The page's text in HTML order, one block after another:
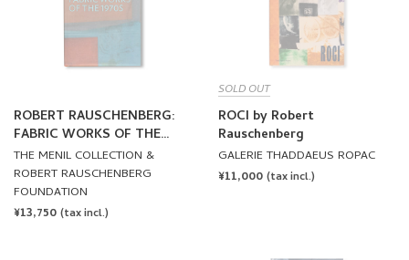
ROBERT RAUSCHENBERG:
FABRIC WORKS OF THE
1970S by Robert
Rauschenberg
THE MENIL COLLECTION &
ROBERT RAUSCHENBERG
FOUNDATION
REGULAR
¥13,750 (tax incl.)
SOLD OUT
ROCI by Robert
Rauschenberg
GALERIE THADDAEUS ROPAC
REGULAR
¥11,000 (tax incl.)